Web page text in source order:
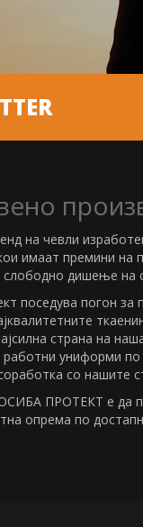
на чевли
имаат премини на
дишење на
поседува погон
страна на
униформи
со нашите
ПРОТЕКТ е да
опрема по